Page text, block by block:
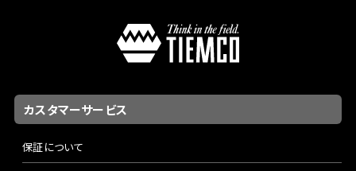
カスタマーサービス
保証について